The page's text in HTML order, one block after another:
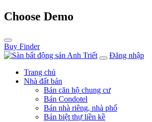
Choose Demo
Buy Finder
Đăng nhập
Trang chủ
Nhà đất bán
Bán căn hộ chung cư
Bán Condotel
Bán nhà riêng, nhà phố
Bán biệt thự liền kề